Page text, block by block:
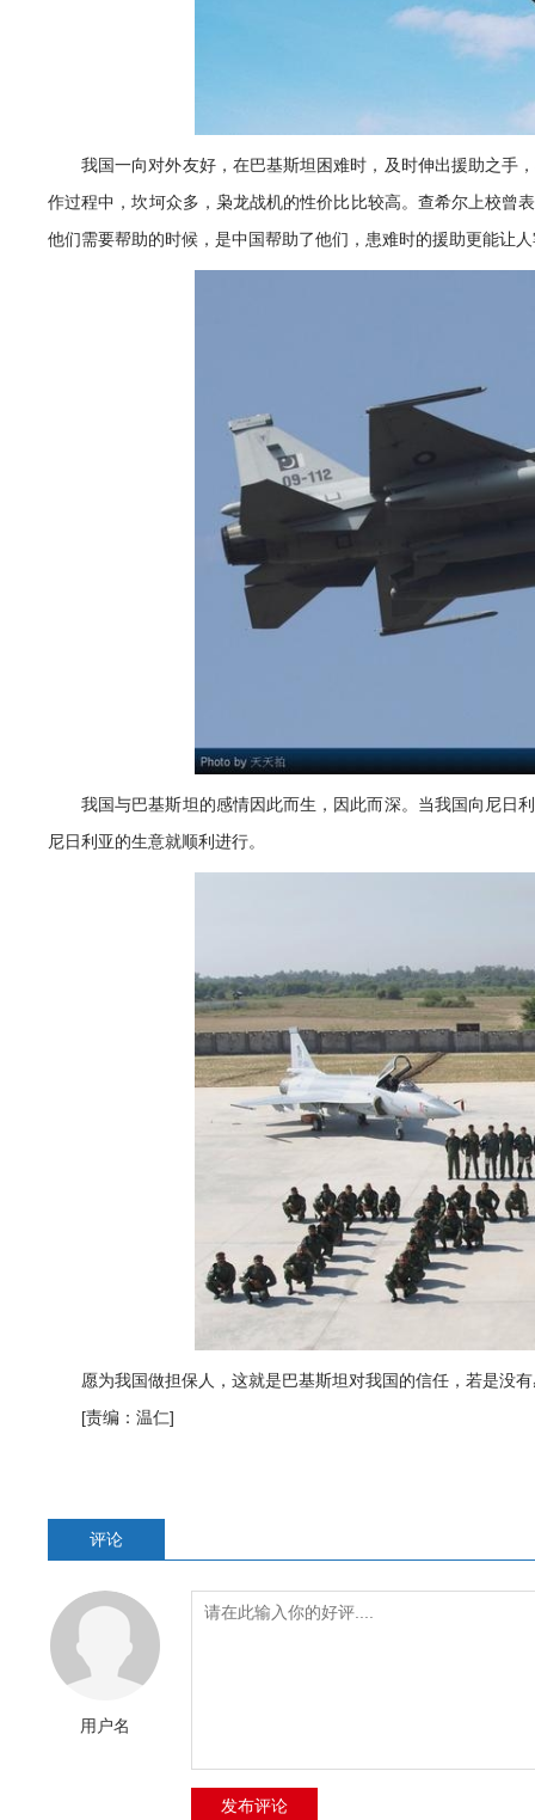
我国一向对外友好，在巴基斯坦困难时，及时伸出援助之手
作过程中，坎坷众多，枭龙战机的性价比比较高。查希尔上校曾
他们需要帮助的时候，是中国帮助了他们，患难时的援助更能让
我国与巴基斯坦的感情因此而生，因此而深。当我国向尼日
尼日利亚的生意就顺利进行。
愿为我国做担保人，这就是巴基斯坦对我国的信任，若是没
[责编：温仁]
评论
用户名